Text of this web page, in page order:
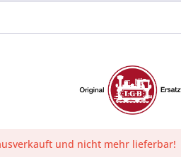
und nicht mehr lieferbar!